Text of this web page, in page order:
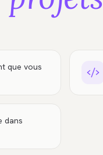
que vous
dans